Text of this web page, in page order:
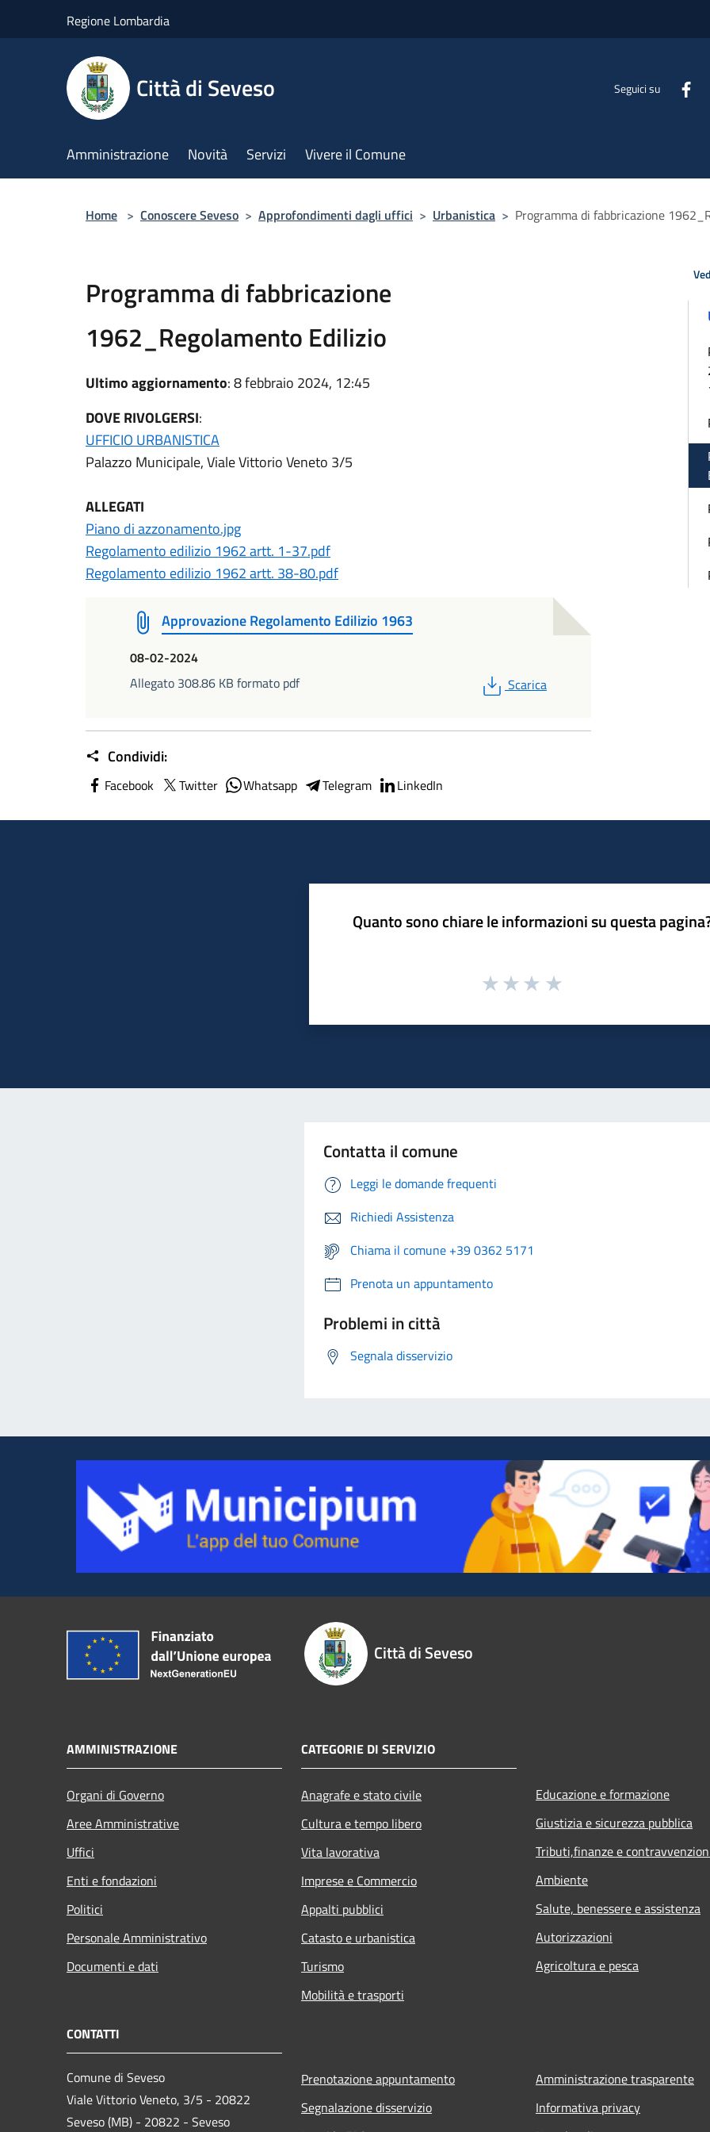
Regione Lombardia
Città di Seveso Seguici su
Amministrazione Novità Servizi Vivere il Comune
Home > Conoscere Seveso > Approfondimenti dagli uffici > Urbanistica > Programma di fabbricazione
Programma di fabbricazione
1962_Regolamento Edilizio
Ultimo aggiornamento: 8 febbraio 2024, 12:45
DOVE RIVOLGERSI:
UFFICIO URBANISTICA
Palazzo Municipale, Viale Vittorio Veneto 3/5
ALLEGATI
Piano di azzonamento.jpg
Regolamento edilizio 1962 artt. 1-37.pdf
Regolamento edilizio 1962 artt. 38-80.pdf
Approvazione Regolamento Edilizio 1963
08-02-2024
Allegato 308.86 KB formato pdf
PDF
Scarica
Condividi:
Facebook Twitter Whatsapp Telegram LinkedIn
Quanto sono chiare le informazioni su questa
Contatta il comune
Leggi le domande frequenti
Richiedi Assistenza
Chiama il comune +39 0362 5171
Prenota un appuntamento
Problemi in città
Segnala disservizio
Città di Seveso
AMMINISTRAZIONE
Organi di Governo
Aree Amministrative
Uffici
Enti e fondazioni
Politici
Personale Amministrativo
Documenti e dati
CATEGORIE DI SERVIZIO
Anagrafe e stato civile
Cultura e tempo libero
Vita lavorativa
Imprese e Commercio
Appalti pubblici
Catasto e urbanistica
Turismo
Mobilità e trasporti
Educazione e formazione
Giustizia e sicurezza pubblica
Tributi,finanze e
Ambiente
Salute, benessere e assistenza
Autorizzazioni
Agricoltura e pesca
CONTATTI
Comune di Seveso
Viale Vittorio Veneto, 3/5 - 20822
Seveso (MB) - 20822 - Seveso
Prenotazione appuntamento
Segnalazione disservizio
Amministrazione trasparente
Informativa privacy